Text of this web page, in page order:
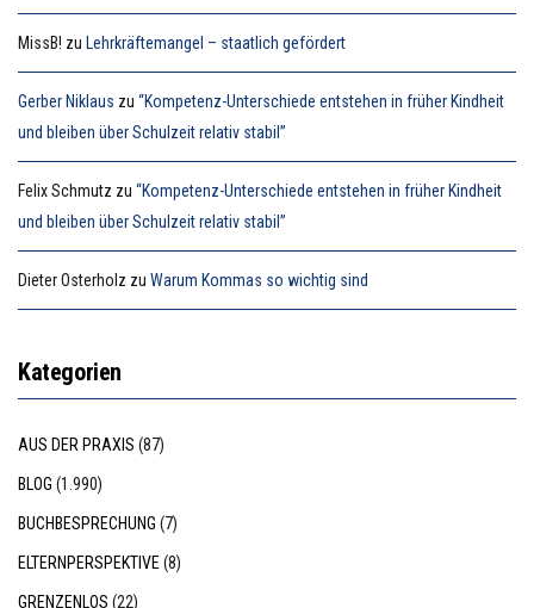
MissB! zu Lehrkräftemangel – staatlich gefördert
Gerber Niklaus zu “Kompetenz-Unterschiede entstehen in früher Kindheit
und bleiben über Schulzeit relativ stabil”
Felix Schmutz zu “Kompetenz-Unterschiede entstehen in früher Kindheit
und bleiben über Schulzeit relativ stabil”
Dieter Osterholz zu Warum Kommas so wichtig sind
Kategorien
AUS DER PRAXIS (87)
BLOG (1.990)
BUCHBESPRECHUNG (7)
ELTERNPERSPEKTIVE (8)
GRENZENLOS (22)